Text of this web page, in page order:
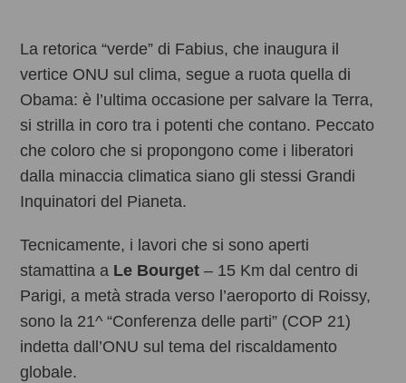
La retorica “verde” di Fabius, che inaugura il
vertice ONU sul clima, segue a ruota quella di
Obama: è l’ultima occasione per salvare la Terra,
si strilla in coro tra i potenti che contano. Peccato
che coloro che si propongono come i liberatori
dalla minaccia climatica siano gli stessi Grandi
Inquinatori del Pianeta.
Tecnicamente, i lavori che si sono aperti
stamattina a Le Bourget – 15 Km dal centro di
Parigi, a metà strada verso l’aeroporto di Roissy,
sono la 21^ “Conferenza delle parti” (COP 21)
indetta dall’ONU sul tema del riscaldamento
globale.